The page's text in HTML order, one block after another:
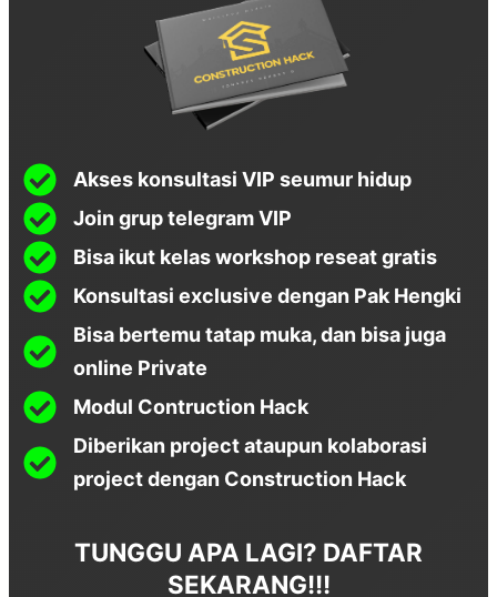
Akses konsultasi VIP seumur hidup
Join grup telegram VIP
Bisa ikut kelas workshop reseat gratis
Konsultasi exclusive dengan Pak Hengki
Bisa bertemu tatap muka, dan bisa juga
online Private
Modul Contruction Hack
Diberikan project ataupun kolaborasi
project dengan Construction Hack
TUNGGU APA LAGI? DAFTAR
SEKARANG!!!